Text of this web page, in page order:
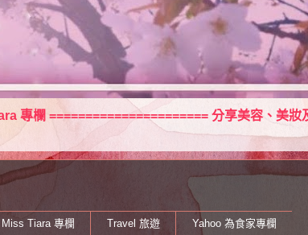
欄 ====================== 分享美容、美妝
Miss Tiara 專欄 Travel 旅遊 Yahoo 為食家專欄